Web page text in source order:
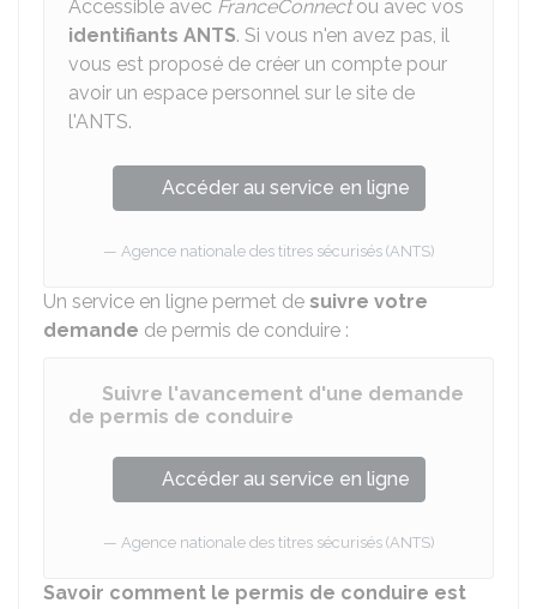
Accessible avec FranceConnectou avec vos
identifiants ANTS. Si vous n'en avez pas, il
vous est proposé de créer un compte pour
avoir un espace personnel sur le site de
l'ANTS.
Accéder au service en ligne
Agence nationale des titres sécurisés (ANTS)
Un service en ligne permet de suivre votre
demande de permis de conduire :
Suivre l'avancement d'une demande
de permis de conduire
Accéder au service en ligne
Agence nationale des titres sécurisés (ANTS)
Savoir comment le permis de conduire est